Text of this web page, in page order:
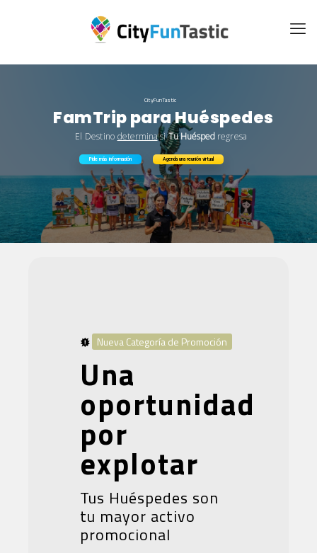
FamTrip para Huéspedes
CityFunTastic
El Destino determinasiTu Huéspedregresa
Pide más información Agenda una reunión virtual
Nueva Categoría de Promoción
Una
oportunidad
por
explotar
Tus Huéspedes son
tu mayor activo
promocional